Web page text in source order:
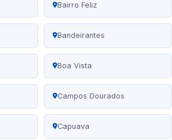
Bairro Feliz
Bandeirantes
Boa Vista
Campos Dourados
Capuava